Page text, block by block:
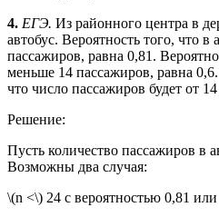
4. ЕГЭ. Из районного центра в
автобус. Вероятность того, что
пассажиров, равна 0,81.
меньше 14 пассажиров, равна
что число пассажиров будет от
Решение:
Пусть количество пассажиров в
Возможны два случая:
\(n <\) 24 с вероятностью 0,81 или